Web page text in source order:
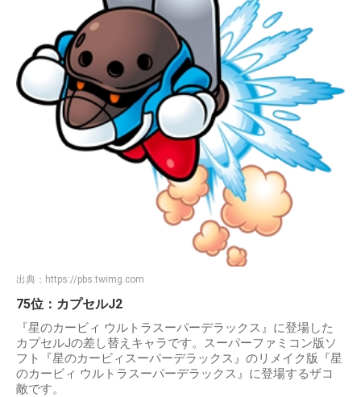
出典： https://pbs.twimg.com
75位：カプセルJ2
『星のカービィ ウルトラスーパーデラックス』に登場した
カプセルJの差し替えキャラです。スーパーファミコン版ソ
フト『星のカービィスーパーデラックス』のリメイク版『星
のカービィ ウルトラスーパーデラックス』に登場するザコ
敵です。